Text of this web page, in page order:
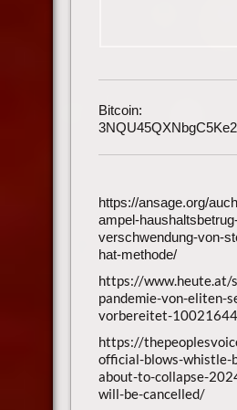
Bitcoin:
https://ansage.org/
ampel-
verschwendung-von-
hat-methode/
https://www.heute.at/
pandemie-von-eliten-
vorbereitet-
https://
official-blows-whistle-
about-to-collapse-
will-be-cancelled/